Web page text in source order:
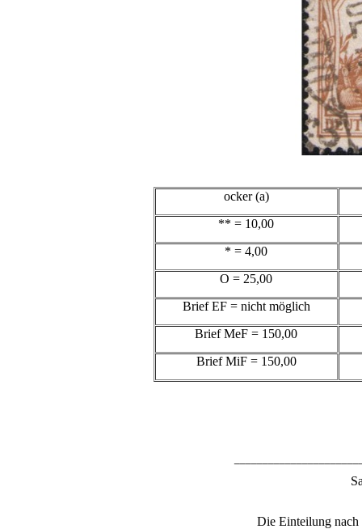
ocker (a)
** = 10,00
* = 4,00
O = 25,00
Brief EF = nicht möglich
Brief MeF = 150,00
Brief MiF = 150,00
Die Einteilung nach